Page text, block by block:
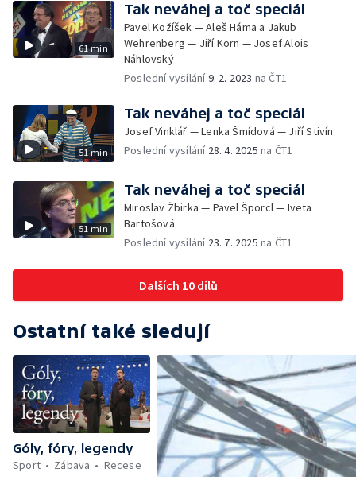
61 min
Tak neváhej a toč speciál
Pavel Kožíšek — Aleš Háma a Jakub
Wehrenberg — Jiří Korn — Josef Alois
Náhlovský
Poslední vysílání9. 2. 2023 na ČT1
51 min
Tak neváhej a toč speciál
Josef Vinklář — Lenka Šmídová — Jiří Stivín
Poslední vysílání 28. 4. 2025 na ČT1
51 min
Tak neváhej a toč speciál
Miroslav Žbirka — Pavel Šporcl — Iveta
Bartošová
Poslední vysílání 23. 7. 2025 na ČT1
Dalších 10 dílů
Ostatní také sledují
Góly, fóry, legendy
Sport
Zábava
Recese